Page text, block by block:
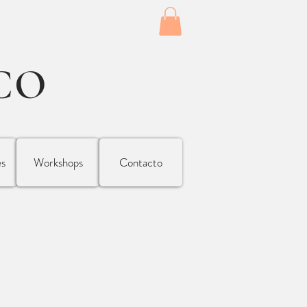
Workshops Contacto